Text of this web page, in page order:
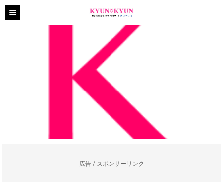
広告 / スポンサーリンク